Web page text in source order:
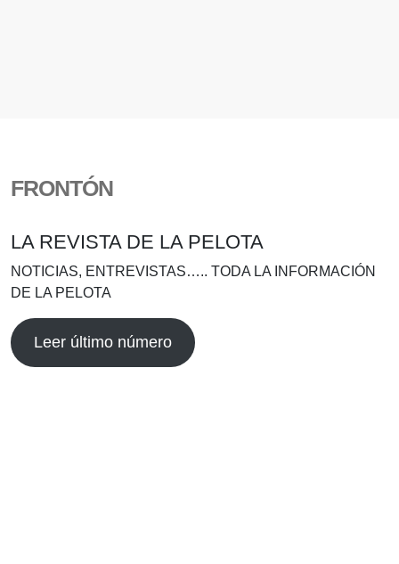
FRONTÓN
LA REVISTA DE LA PELOTA
NOTICIAS, ENTREVISTAS….. TODA LA INFORMACIÓN
DE LA PELOTA
Leer último número